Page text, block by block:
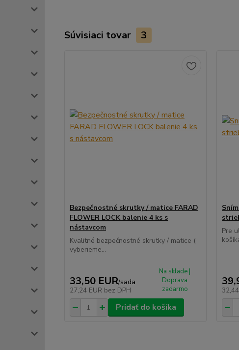
Súvisiaci tovar 3
Bezpečnostné skrutky / matice FARAD
FLOWER LOCK balenie 4 ks s
nástavcom
Kvalitné bezpečnostné skrutky / matice (
vyberieme...
33,50 EUR/sada
27,24 EUR bez DPH
Na sklade |
Doprava
zadarmo
Pridať do košíka
Pre